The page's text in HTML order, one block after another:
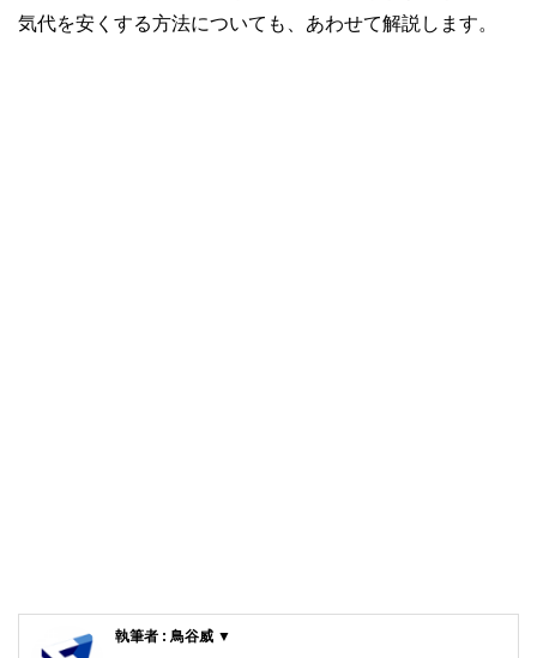
気代を安くする方法についても、あわせて解説します。
執筆者 : 鳥谷威 ▼